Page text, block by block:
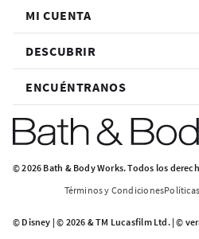
MI CUENTA
DESCUBRIR
ENCUÉNTRANOS
© 2026 Bath & Body Works. Todos los
Términos y Condiciones
© Disney | © 2026 & TM Lucasfilm Ltd. | ©